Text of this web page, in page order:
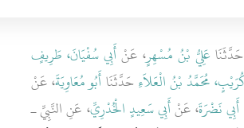
عَلِيُّ بْنُ مُسْهِرٍ، عَنْأَبِي سُفْيَانَ، طَرِيفٍ
مُحَمَّدُ بْنُ الْعَلاَءِ حَدَّثَنَاأَبُو مُعَاوِيَةَ، عَنْ
أَبِي نَضْرَةَ، عَنْأَبِي سَعِيدٍ الْخُدْرِيِّ، عَنِ النَّبِيِّ ـ